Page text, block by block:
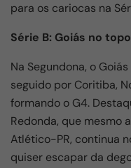
para os cariocas na
Série B: Goiás no
Na Segundona, o
seguido por Coritiba,
formando o G4.
Redonda, que mesmo
Atlético-PR, continua
quiser escapar da